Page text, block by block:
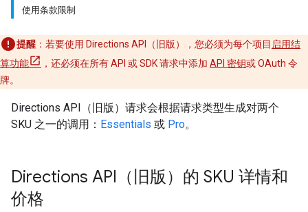
使用条款限制
提醒 ：若要使用 Directions API（旧版），您必须为每个项目 启用结
算功能
，还必须在所有 API 或 SDK 请求中添加 API 密钥或 OAuth 令
牌。
Directions API（旧版）请求会根据请求类型生成对两个
SKU 之一的调用： Essentials 或 Pro。
Directions API（旧版）的 SKU 详情和
价格